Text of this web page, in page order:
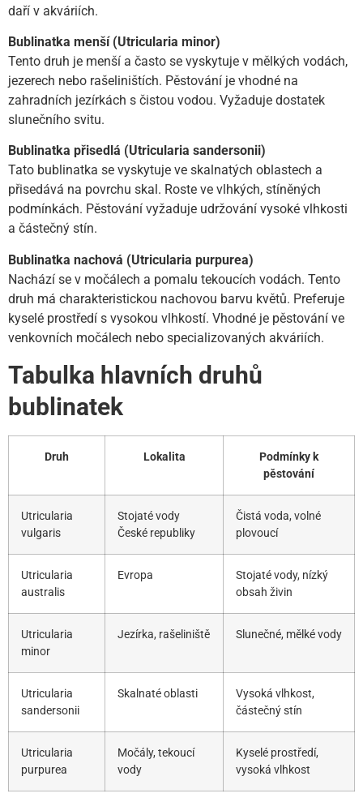
daří v akváriích.
Bublinatka menší (Utricularia minor)
Tento druh je menší a často se vyskytuje v mělkých vodách,
jezerech nebo rašeliništích. Pěstování je vhodné na
zahradních jezírkách s čistou vodou. Vyžaduje dostatek
slunečního svitu.
Bublinatka přisedlá (Utricularia sandersonii)
Tato bublinatka se vyskytuje ve skalnatých oblastech a
přisedává na povrchu skal. Roste ve vlhkých, stíněných
podmínkách. Pěstování vyžaduje udržování vysoké vlhkosti
a částečný stín.
Bublinatka nachová (Utricularia purpurea)
Nachází se v močálech a pomalu tekoucích vodách. Tento
druh má charakteristickou nachovou barvu květů. Preferuje
kyselé prostředí s vysokou vlhkostí. Vhodné je pěstování ve
venkovních močálech nebo specializovaných akváriích.
Tabulka hlavních druhů
bublinatek
Druh Lokalita
Podmínky k
pěstování
Utricularia
vulgaris
Stojaté vody
České republiky
Čistá voda, volné
plovoucí
Utricularia
australis
Evropa
Stojaté vody, nízký
obsah živin
Utricularia
minor
Jezírka, rašeliniště Slunečné, mělké vody
Utricularia
sandersonii
Skalnaté oblasti
Vysoká vlhkost,
částečný stín
Utricularia
purpurea
Močály, tekoucí
vody
Kyselé prostředí,
vysoká vlhkost